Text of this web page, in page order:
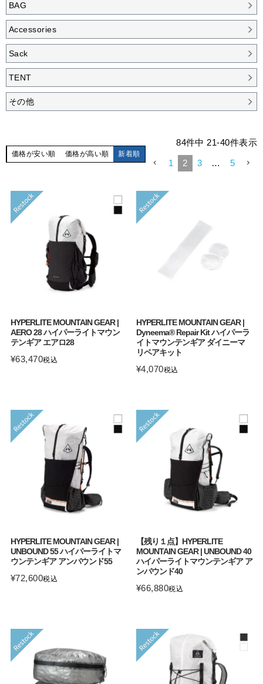
BAG
Accessories
Sack
TENT
その他
価格が安い順 価格が高い順 新着順
84件中 21-40件表示
1 2 3 … 5
HYPERLITE MOUNTAIN GEAR |
AERO 28 ハイパーライトマウン
テンギア エアロ28
¥63,470税込
HYPERLITE MOUNTAIN GEAR |
Dyneema® Repair Kit ハイパーラ
イトマウンテンギア ダイニーマ
リペアキット
¥4,070税込
HYPERLITE MOUNTAIN GEAR |
UNBOUND 55 ハイパーライトマ
ウンテンギア アンバウンド55
¥72,600税込
【残り１点】HYPERLITE
MOUNTAIN GEAR | UNBOUND 40
ハイパーライトマウンテンギア ア
ンバウンド40
¥66,880税込